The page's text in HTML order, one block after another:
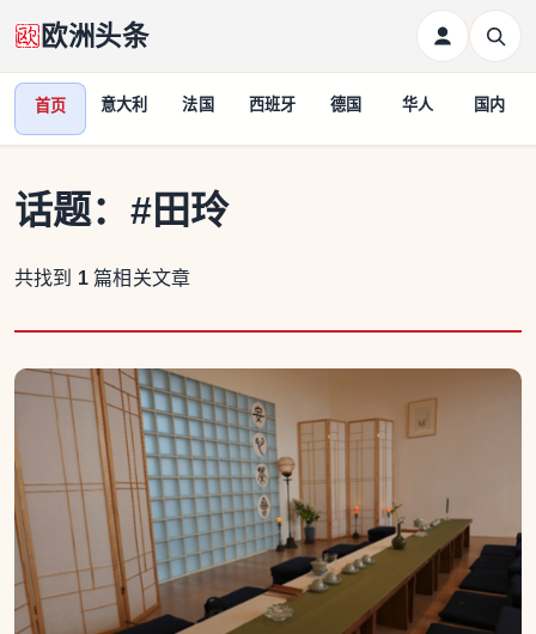
欧洲头条
首页 意大利 法国 西班牙 德国 华人 国内
话题： #田玲
共找到 1 篇相关文章